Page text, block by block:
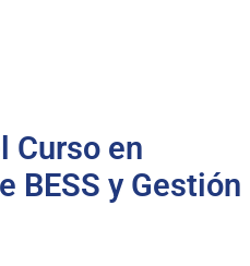
Curso en
BESS y Gestión